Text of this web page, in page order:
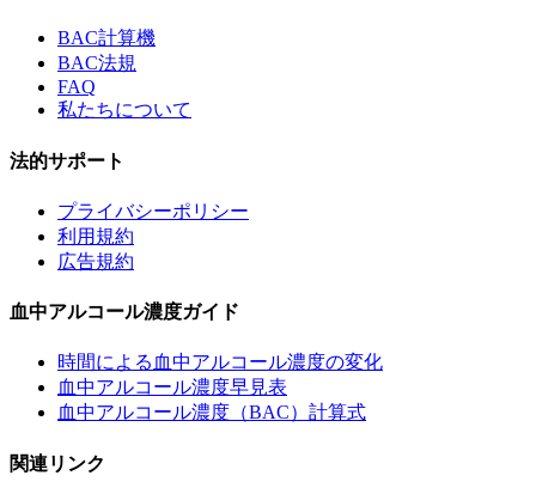
BAC計算機
BAC法規
FAQ
私たちについて
法的サポート
プライバシーポリシー
利用規約
広告規約
血中アルコール濃度ガイド
時間による血中アルコール濃度の変化
血中アルコール濃度早見表
血中アルコール濃度（BAC）計算式
関連リンク